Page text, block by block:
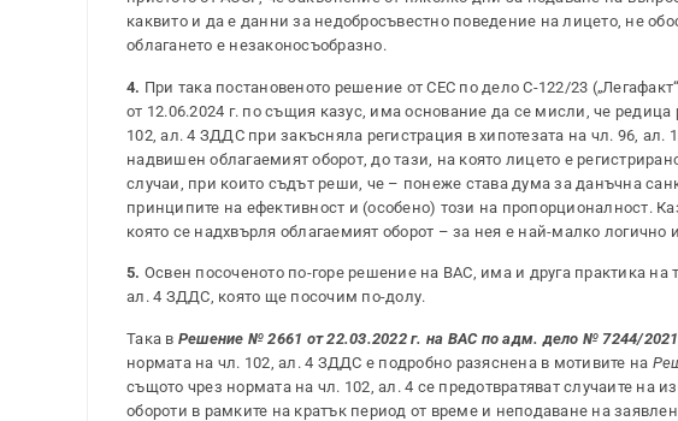
каквито и да е данни за недобросъвестно поведение на лицето, не
облагането е незаконосъобразно.
4. При така постановеното решение от СЕС по дело C-122/23
от 12.06.2024 г. по същия казус, има основание да се мисли, че
102, ал. 4 ЗДДС при закъсняла регистрация в хипотезата на чл. 96, ал.
надвишен облагаемият оборот, до тази, на която лицето е
случаи, при които съдът реши, че – понеже става дума за данъчна
принципите на ефективност и (особено) този на пропорционалност.
която се надхвърля облагаемият оборот – за нея е най-малко
5. Освен посоченото по-горе решение на ВАС, има и друга практика на
ал. 4 ЗДДС, която ще посочим по-долу.
Така в Решение № 2661 от 22.03.2022 г. на ВАС по адм. дело № 7244/2021
нормата на чл. 102, ал. 4 ЗДДС е подробно разяснена в мотивите на
същото чрез нормата на чл. 102, ал. 4 се предотвратяват случаите на
обороти в рамките на кратък период от време и неподаване на